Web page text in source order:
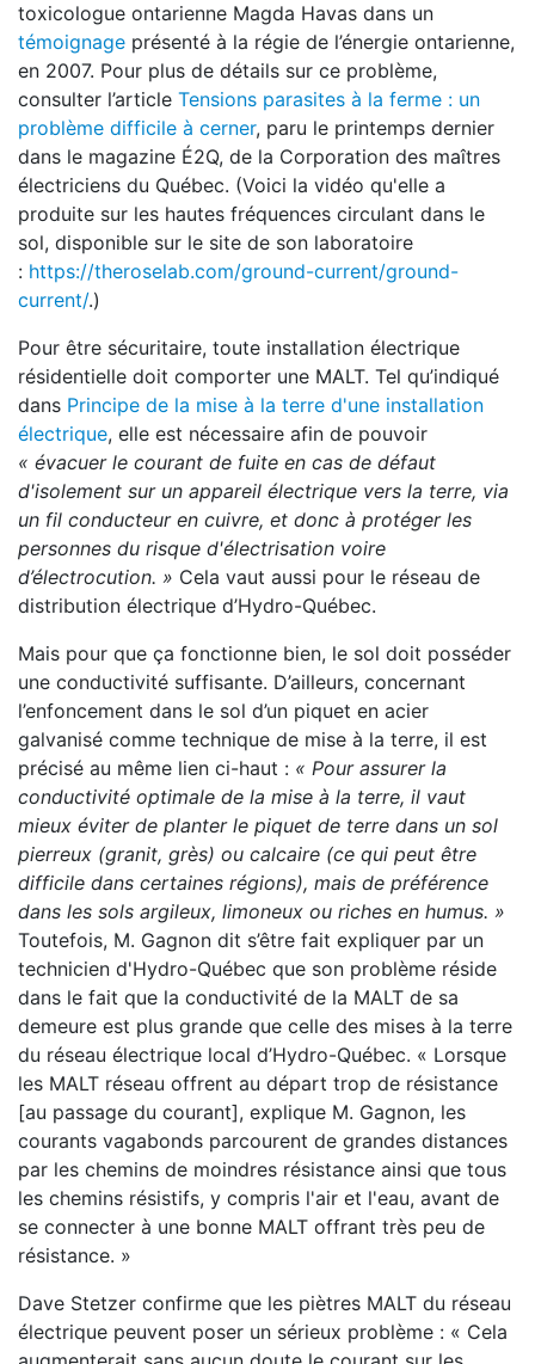
toxicologue ontarienne Magda Havas dans un
témoignage présenté à la régie de l’énergie ontarienne,
en 2007. Pour plus de détails sur ce problème,
consulter l’article Tensions parasites à la ferme : un
problème difficile à cerner, paru le printemps dernier
dans le magazine É2Q, de la Corporation des maîtres
électriciens du Québec. (Voici la vidéo qu'elle a
produite sur les hautes fréquences circulant dans le
sol, disponible sur le site de son laboratoire
: https://theroselab.com/ground-current/ground-
current/.)
Pour être sécuritaire, toute installation électrique
résidentielle doit comporter une MALT. Tel qu’indiqué
dans Principe de la mise à la terre d'une installation
électrique, elle est nécessaire afin de pouvoir
« évacuer le courant de fuite en cas de défaut
d'isolement sur un appareil électrique vers la terre, via
un fil conducteur en cuivre, et donc à protéger les
personnes du risque d'électrisation voire
d’électrocution. » Cela vaut aussi pour le réseau de
distribution électrique d’Hydro-Québec.
Mais pour que ça fonctionne bien, le sol doit posséder
une conductivité suffisante. D’ailleurs, concernant
l’enfoncement dans le sol d’un piquet en acier
galvanisé comme technique de mise à la terre, il est
précisé au même lien ci-haut : « Pour assurer la
conductivité optimale de la mise à la terre, il vaut
mieux éviter de planter le piquet de terre dans un sol
pierreux (granit, grès) ou calcaire (ce qui peut être
difficile dans certaines régions), mais de préférence
dans les sols argileux, limoneux ou riches en humus. »
Toutefois, M. Gagnon dit s’être fait expliquer par un
technicien d'Hydro-Québec que son problème réside
dans le fait que la conductivité de la MALT de sa
demeure est plus grande que celle des mises à la terre
du réseau électrique local d’Hydro-Québec. « Lorsque
les MALT réseau offrent au départ trop de résistance
[au passage du courant], explique M. Gagnon, les
courants vagabonds parcourent de grandes distances
par les chemins de moindres résistance ainsi que tous
les chemins résistifs, y compris l'air et l'eau, avant de
se connecter à une bonne MALT offrant très peu de
résistance. »
Dave Stetzer confirme que les piètres MALT du réseau
électrique peuvent poser un sérieux problème : « Cela